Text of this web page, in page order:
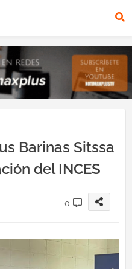
Barinas Sitssa
del INCES
0